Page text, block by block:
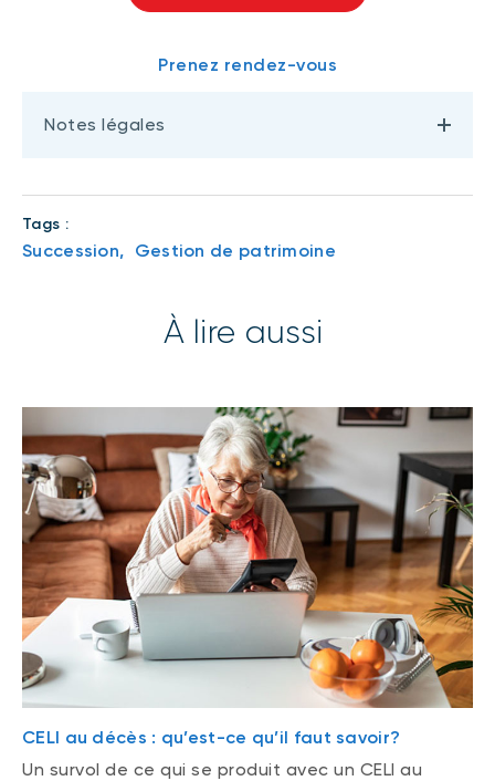
Prenez rendez-vous
Notes légales
Tags :
Succession, Gestion de patrimoine
À lire aussi
CELI au décès : qu’est-ce qu’il faut savoir?
Un survol de ce qui se produit avec un CELI au